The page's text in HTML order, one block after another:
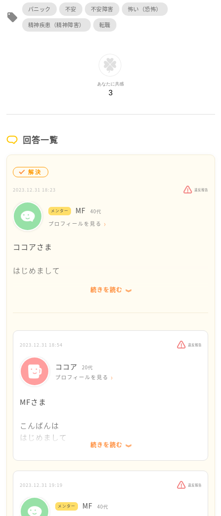
local_offer
パニック 不安 不安障害
怖い（恐怖）
精神疾患（精神障害）
転職
あなたに共感
3
回答一覧
解決
2023.12.31 18:23 違反報告
メンター MF 40代
プロフィールを見る
ココアさま
はじめまして
大晦日に相談してごめんなさい、なんて謝らなくて大
せっかくゆっくりしようとしていたときに気持ちが休
まらないのはつらいですよね
実家にもどりたいということ、部屋をかりること、仕
事のこと、病院のこと、いろんな不安や心配があるの
ると思います
部屋をかりるのは現状だと難しいので、実家にもどり
たいことをご家族ともう一度話し合うことはできそう
でしょうか？
ご家族はココアさんの通院に否定的のようですが、私
は通院に賛成です
続きを読む
2023.12.31 18:54 違反報告
ココア 20代
プロフィールを見る
MFさま
こんばんは
はじめまして
大晦日のところ早々にコメントくださり
本当ありがとうございます。
実家に戻りたいのですが
家が狭く、厳しいかなと思ってます...
続きを読む
2023.12.31 19:19 違反報告
メンター MF 40代